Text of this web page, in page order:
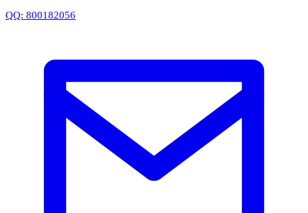
QQ: 800182056